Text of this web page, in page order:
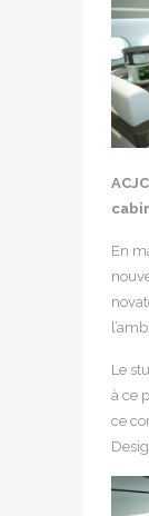
En
Le
à ce
ce